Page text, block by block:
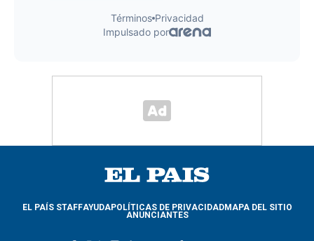
EL PAÍS STAFFAYUDAPOLÍTICAS DE PRIVACIDADMAPA DEL SITIO
ANUNCIANTES